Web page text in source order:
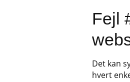
Fejl
Det kan
hvert